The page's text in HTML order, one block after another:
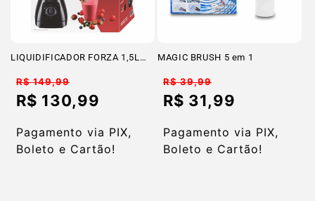
LIQUIDIFICADOR FORZA 1,5L
Preço
normal
R$ 149,99
Preço
R$ 130,99
Pagamento via PIX,
Boleto e Cartão!
MAGIC BRUSH 5 em 1
Preço
normal
R$ 39,99
Preço
R$ 31,99
Pagamento via PIX,
Boleto e Cartão!